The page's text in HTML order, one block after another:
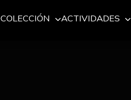
COLECCIÓN ACTIVIDADES